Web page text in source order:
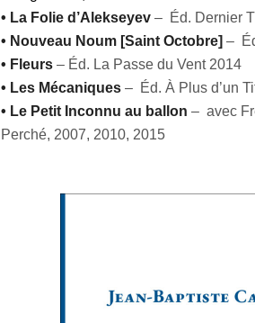
• La Folie d’Alekseyev – Éd. Dernier
• Nouveau Noum [Saint Octobre] –
• Fleurs – Éd. La Passe du Vent 2014
• Les Mécaniques – Éd. À Plus d’un
• Le Petit Inconnu au ballon – avec
Perché, 2007, 2010, 2015